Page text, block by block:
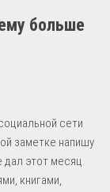
больше
сети
заметке напишу
дал этот месяц.
книгами,